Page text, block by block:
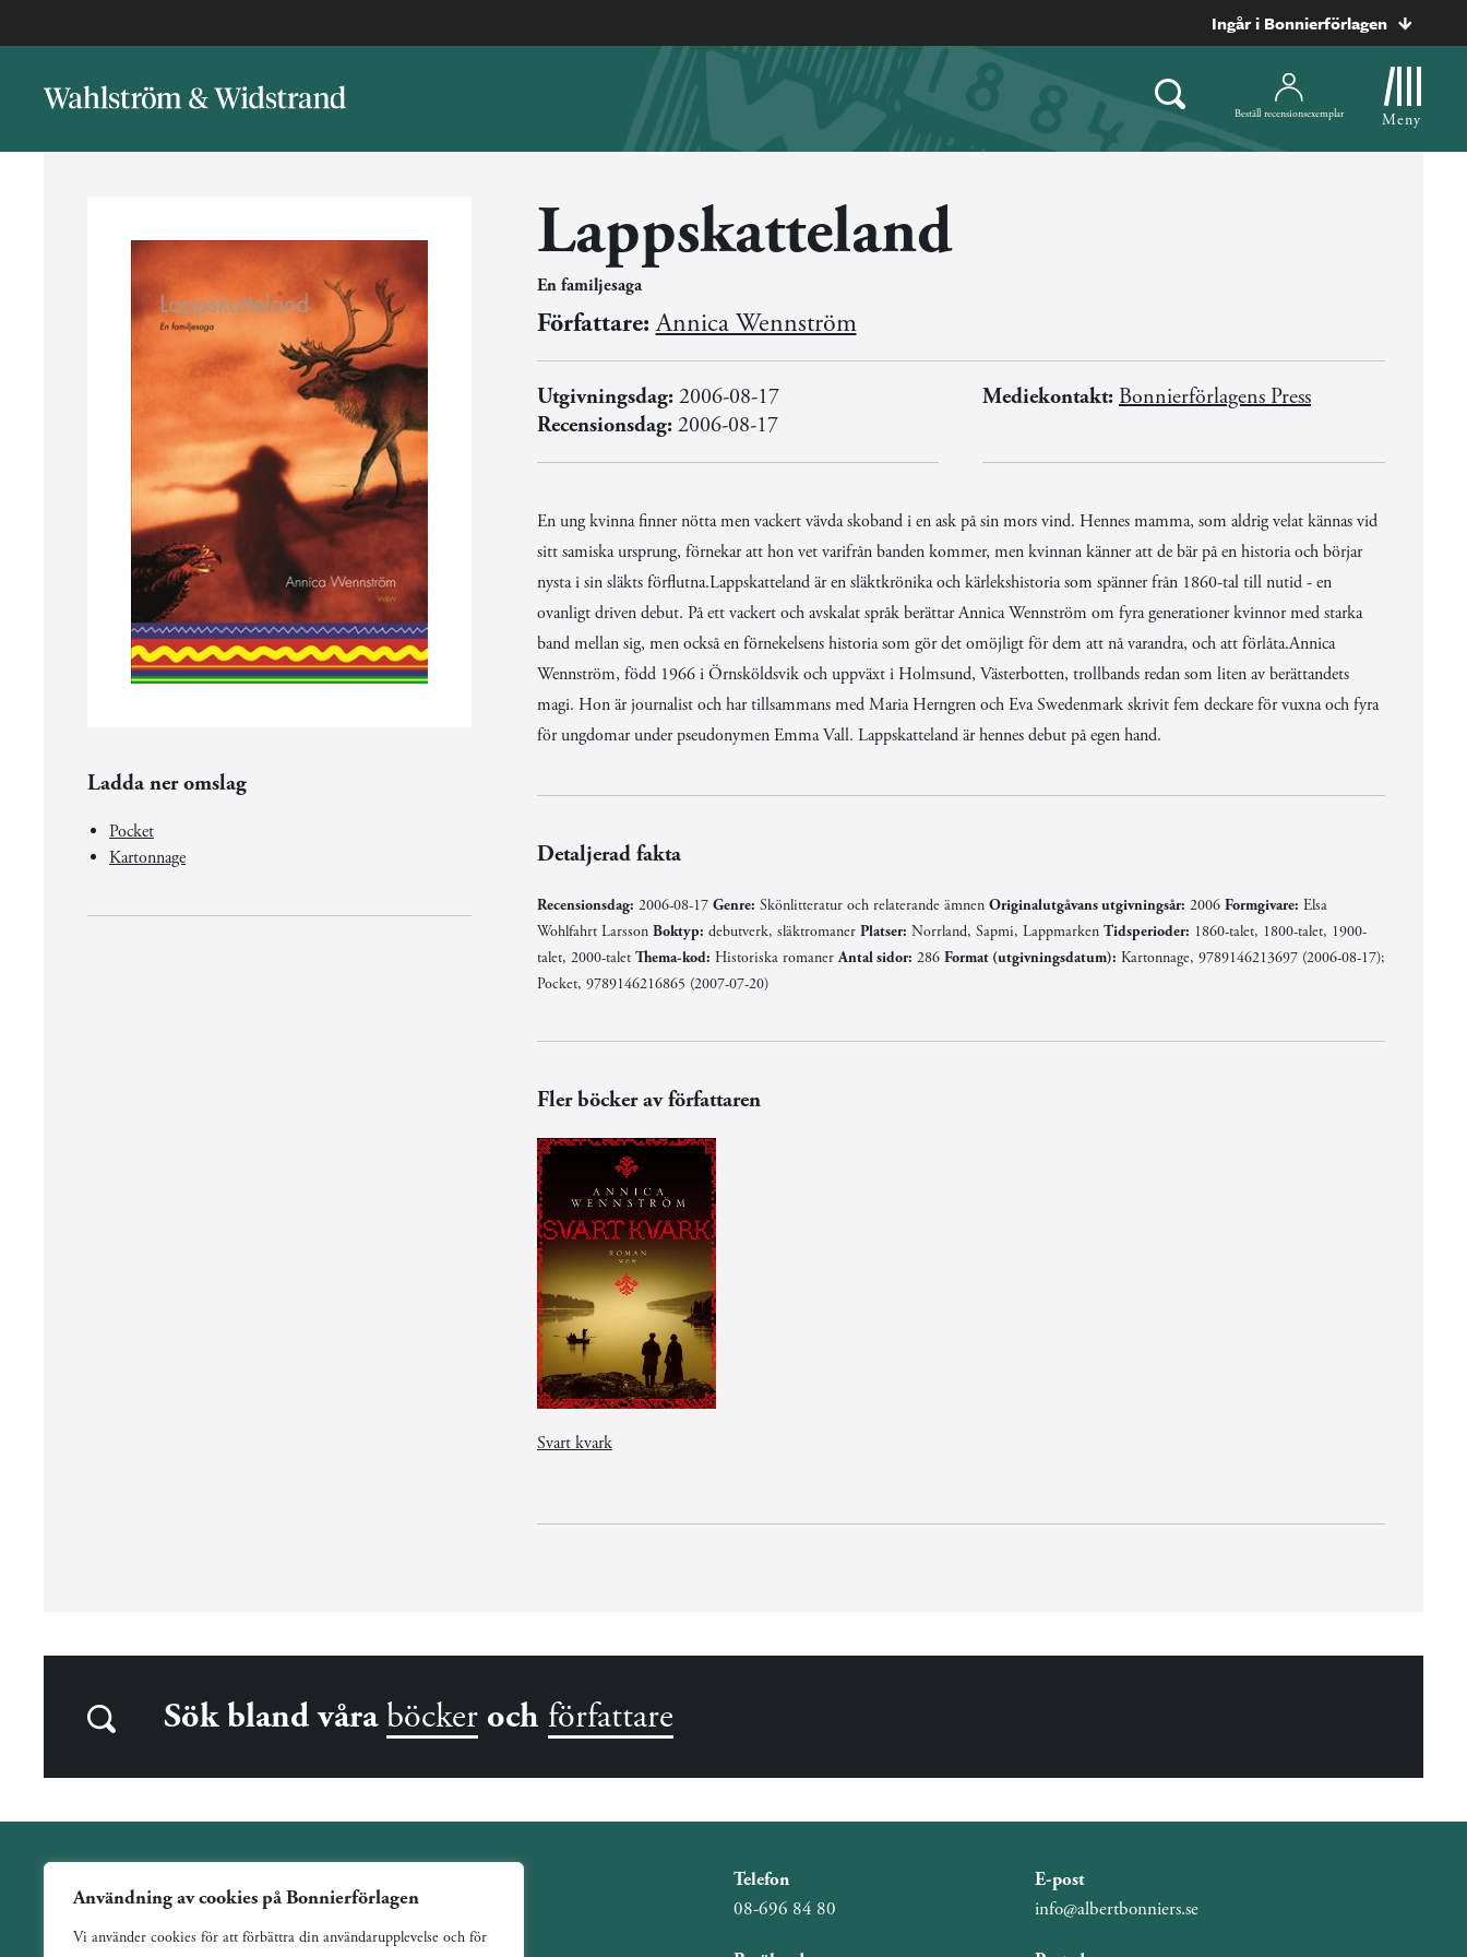
Användning av cookies på Bonnierförlagen
Vi använder cookies för att förbättra din användarupplevelse och för
Ingår i Bonnierförlagen
Beställ recensionsexemplar Meny
Ladda ner omslag
Pocket
Kartonnage
Lappskatteland
En familjesaga
Författare: Annica Wennström
Utgivningsdag:2006-08-17
Recensionsdag:2006-08-17
Mediekontakt: Bonnierförlagens Press
En ung kvinna finner nötta men vackert vävda skoband i en ask på sin mors vind. Hennes mamma, som aldrig velat kännas vid
sitt samiska ursprung, förnekar att hon vet varifrån banden kommer, men kvinnan känner att de bär på en historia och börjar
nysta i sin släkts förflutna.Lappskatteland är en släktkrönika och kärlekshistoria som spänner från 1860-tal till nutid - en
ovanligt driven debut. På ett vackert och avskalat språk berättar Annica Wennström om fyra generationer kvinnor med starka
band mellan sig, men också en förnekelsens historia som gör det omöjligt för dem att nå varandra, och att förlåta.Annica
Wennström, född 1966 i Örnsköldsvik och uppväxt i Holmsund, Västerbotten, trollbands redan som liten av berättandets
magi. Hon är journalist och har tillsammans med Maria Herngren och Eva Swedenmark skrivit fem deckare för vuxna och fyra
för ungdomar under pseudonymen Emma Vall. Lappskatteland är hennes debut på egen hand.
Detaljerad fakta
Recensionsdag: 2006-08-17 Genre: Skönlitteratur och relaterande ämnen Originalutgåvans utgivningsår: 2006 Formgivare: Elsa
Wohlfahrt Larsson Boktyp: debutverk, släktromaner Platser: Norrland, Sapmi, Lappmarken Tidsperioder: 1860-talet, 1800-talet, 1900-
talet, 2000-talet Thema-kod: Historiska romanerAntal sidor: 286 Format (utgivningsdatum): Kartonnage, 9789146213697 (2006-08-17);
Pocket, 9789146216865 (2007-07-20)
Fler böcker av författaren
Svart kvark
Sök bland våra böcker och författare
Wahlström & Widstrand är ett allmänutgivande förlag
Telefon
08-696 84 80
E-post
info@albertbonniers.se